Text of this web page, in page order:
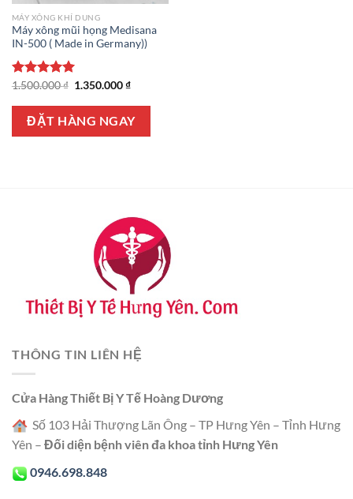
MÁY XÔNG KHÍ DUNG
Máy xông mũi họng Medisana
IN-500 ( Made in Germany))
Được xếp
5 sao
1.500.000₫ Giá
là:
1.500.000 ₫.
1.350.000₫Giá
tại
là:
1.350.000 ₫.
ĐẶT HÀNG NGAY
THÔNG TIN LIÊN HỆ
Cửa Hàng Thiết Bị Y Tế Hoàng Dương
Số 103 Hải Thượng Lãn Ông – TP Hưng Yên – Tỉnh Hưng
Yên – Đối diện bệnh viên đa khoa tỉnh Hưng Yên
0946.698.848